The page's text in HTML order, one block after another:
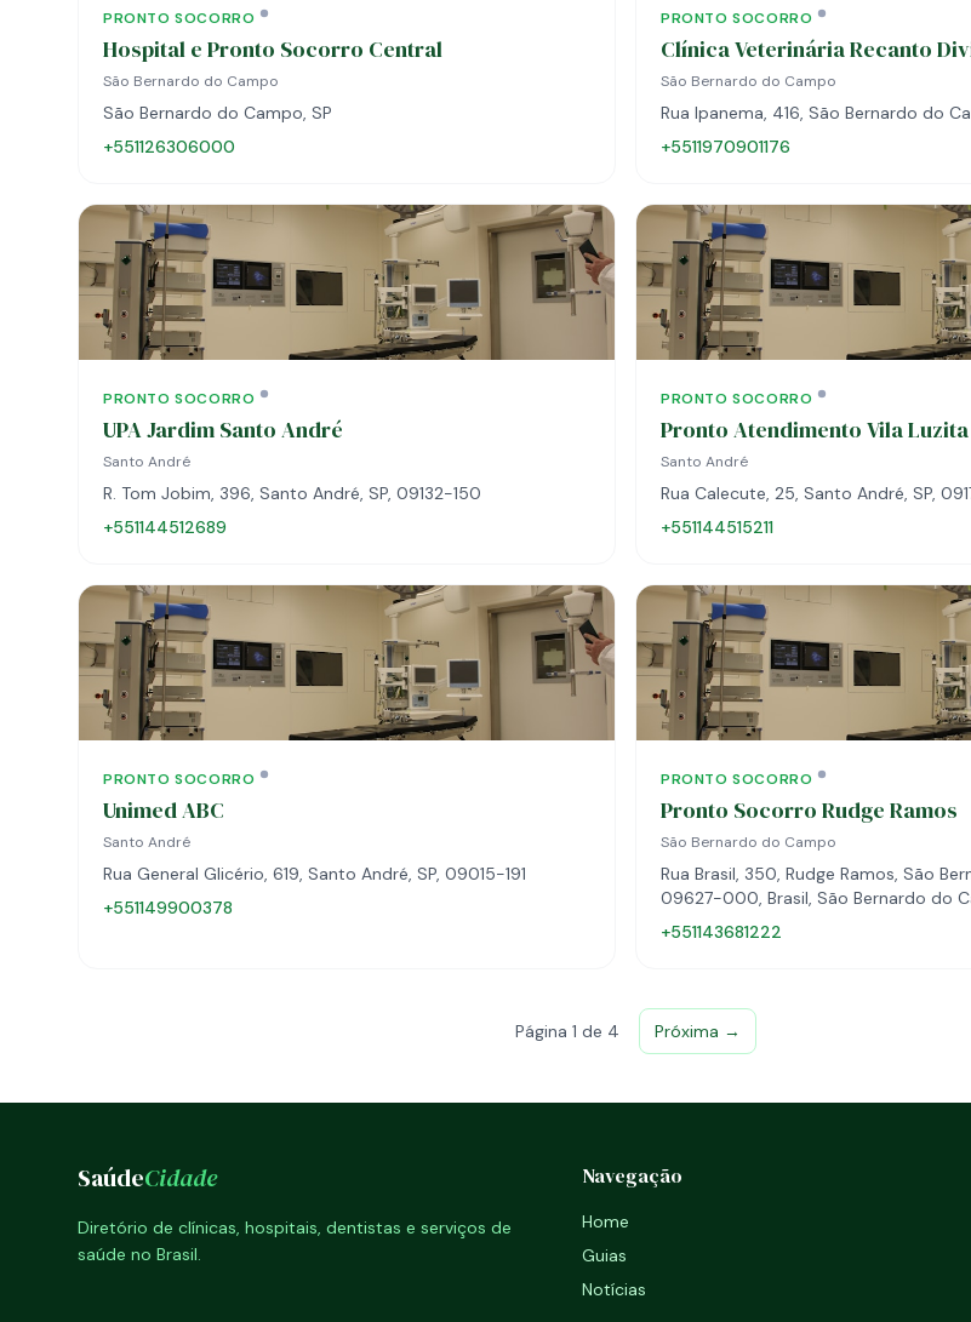
PRONTO SOCORRO
Hospital e Pronto Socorro Central
São Bernardo do Campo
São Bernardo do Campo, SP
+551126306000
PRONTO SOCORRO
Clínica Veterinária Recanto
São Bernardo do Campo
Rua Ipanema, 416, São Bernardo do
+5511970901176
PRONTO SOCORRO
UPA Jardim Santo André
Santo André
R. Tom Jobim, 396, Santo André, SP, 09132-150
+551144512689
PRONTO SOCORRO
Pronto Atendimento Vila Luzita
Santo André
Rua Calecute, 25, Santo André, SP,
+551144515211
PRONTO SOCORRO
Unimed ABC
Santo André
Rua General Glicério, 619, Santo André, SP, 09015-191
+551149900378
PRONTO SOCORRO
Pronto Socorro Rudge Ramos
São Bernardo do Campo
Rua Brasil, 350, Rudge Ramos, São
09627-000, Brasil, São Bernardo do
000
+551143681222
Página 1 de 4 Próxima →
SaúdeCidade
Diretório de clínicas, hospitais, dentistas e serviços de
saúde no Brasil.
Navegação
Home
Guias
Notícias